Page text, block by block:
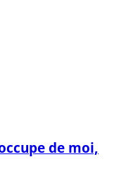
extérieure.
ces besoins
un problème qui
de moi,